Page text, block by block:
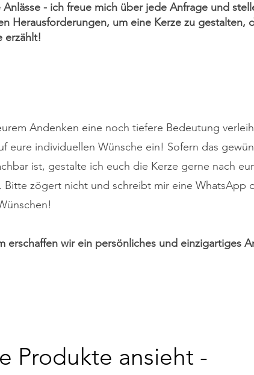
Anlässe - ich freue mich über jede Anfrage und
Herausforderungen, um eine Kerze zu gestalten,
erzählt!
Andenken eine noch tiefere Bedeutung
eure individuellen Wünsche ein! Sofern das
ist, gestalte ich euch die Kerze gerne nach
Bitte zögert nicht und schreibt mir eine WhatsApp
erschaffen wir ein persönliches und einzigartiges
Produkte ansieht -